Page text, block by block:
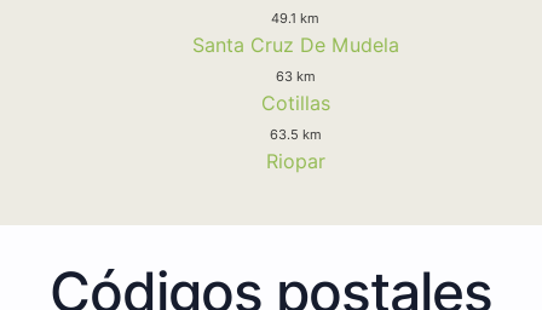
49.1 km
Santa Cruz De Mudela
63 km
Cotillas
63.5 km
Riopar
Códigos postales